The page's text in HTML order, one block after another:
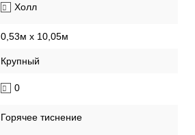
Холл
0,53м x 10,05м
Крупный
0
Горячее тиснение